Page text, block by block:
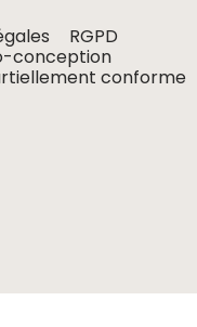
RGPD
conception
conforme